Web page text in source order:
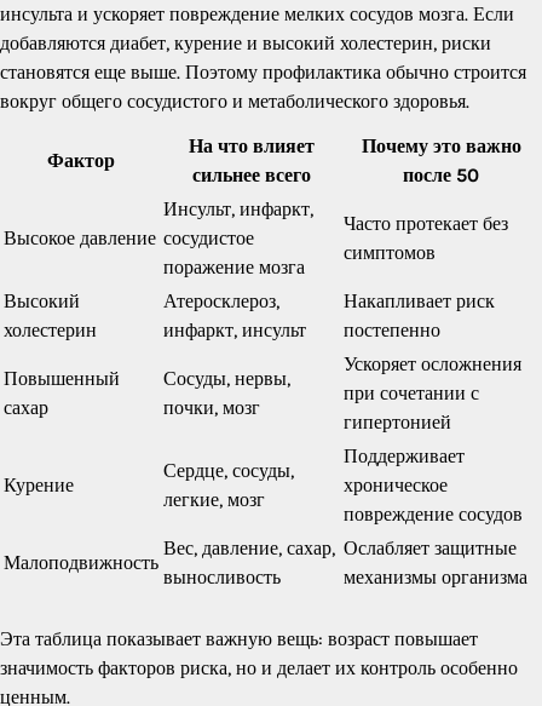
инсульта и ускоряет повреждение мелких сосудов мозга. Если
добавляются диабет, курение и высокий холестерин, риски
становятся еще выше. Поэтому профилактика обычно строится
вокруг общего сосудистого и метаболического здоровья.
Фактор
На что влияет
сильнее всего
Почему это важно
после 50
Высокое давление
Инсульт, инфаркт,
сосудистое
поражение мозга
Часто протекает без
симптомов
Высокий
холестерин
Атеросклероз,
инфаркт, инсульт
Накапливает риск
постепенно
Повышенный
сахар
Сосуды, нервы,
почки, мозг
Ускоряет осложнения
при сочетании с
гипертонией
Курение
Сердце, сосуды,
легкие, мозг
Поддерживает
хроническое
повреждение сосудов
Малоподвижность
Вес, давление, сахар,
выносливость
Ослабляет защитные
механизмы организма
Эта таблица показывает важную вещь: возраст повышает
значимость факторов риска, но и делает их контроль особенно
ценным.